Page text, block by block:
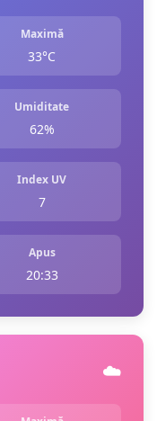
Maximă
33°C
Umiditate
62%
Index UV
7
Apus
20:33
☁️